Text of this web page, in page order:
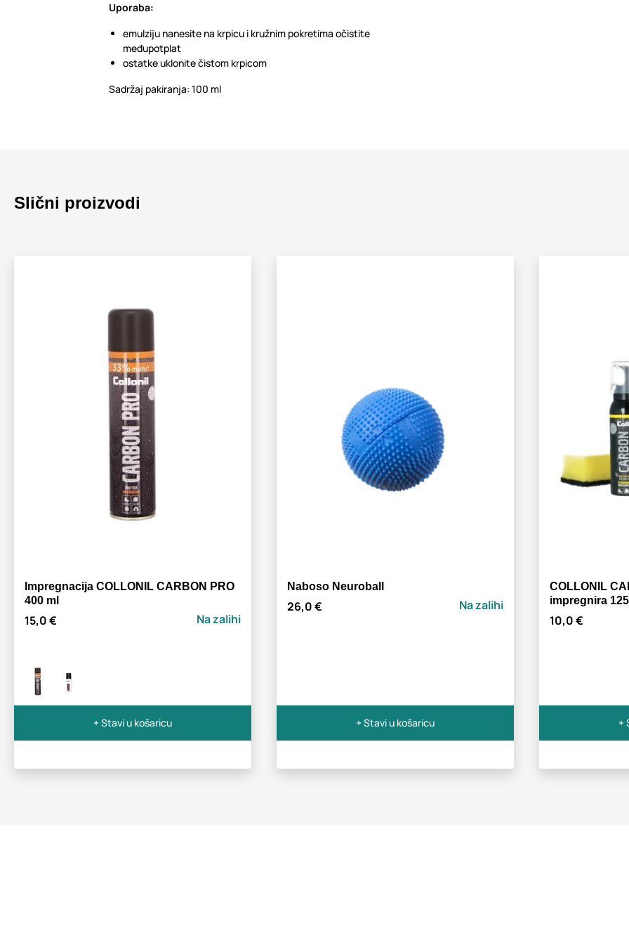
Uporaba:
emulziju nanesite na krpicu i kružnim pokretima očistite
međupotplat
ostatke uklonite čistom krpicom
Sadržaj pakiranja: 100 ml
Slični proizvodi
Impregnacija COLLONIL CARBON PRO
400 ml
15,0 € Na zalihi
+ Stavi u košaricu
Naboso Neuroball
26,0 € Na zalihi
+ Stavi u košaricu
COLLONIL
impregnira
10,0 €
+